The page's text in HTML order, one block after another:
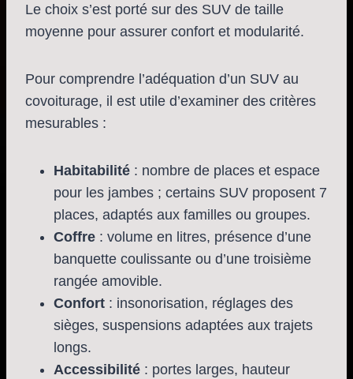
Le choix s’est porté sur des SUV de taille
moyenne pour assurer confort et modularité.
Pour comprendre l’adéquation d’un SUV au
covoiturage, il est utile d’examiner des critères
mesurables :
Habitabilité : nombre de places et espace
pour les jambes ; certains SUV proposent 7
places, adaptés aux familles ou groupes.
Coffre : volume en litres, présence d’une
banquette coulissante ou d’une troisième
rangée amovible.
Confort : insonorisation, réglages des
sièges, suspensions adaptées aux trajets
longs.
Accessibilité : portes larges, hauteur